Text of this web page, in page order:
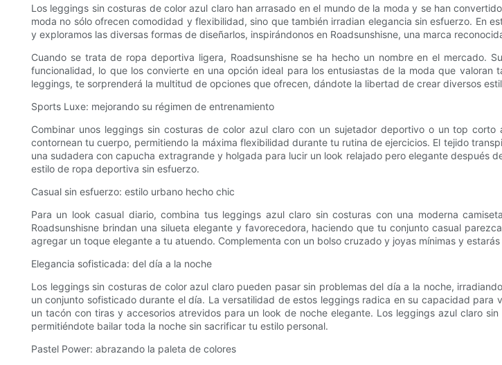
Los leggings sin costuras de color azul claro han arrasado en el mundo de la moda y se han
moda no sólo ofrecen comodidad y flexibilidad, sino que también irradian elegancia sin esfuerzo. En
y exploramos las diversas formas de diseñarlos, inspirándonos en Roadsunshisne, una marca
Cuando se trata de ropa deportiva ligera, Roadsunshisne se ha hecho un nombre en el mercado.
funcionalidad, lo que los convierte en una opción ideal para los entusiastas de la moda que
leggings, te sorprenderá la multitud de opciones que ofrecen, dándote la libertad de crear diversos
Sports Luxe: mejorando su régimen de entrenamiento
Combinar unos leggings sin costuras de color azul claro con un sujetador deportivo o un top
contornean tu cuerpo, permitiendo la máxima flexibilidad durante tu rutina de ejercicios. El tejido
una sudadera con capucha extragrande y holgada para lucir un look relajado pero elegante después
estilo de ropa deportiva sin esfuerzo.
Casual sin esfuerzo: estilo urbano hecho chic
Para un look casual diario, combina tus leggings azul claro sin costuras con una moderna
Roadsunshisne brindan una silueta elegante y favorecedora, haciendo que tu conjunto casual
agregar un toque elegante a tu atuendo. Complementa con un bolso cruzado y joyas mínimas y
Elegancia sofisticada: del día a la noche
Los leggings sin costuras de color azul claro pueden pasar sin problemas del día a la noche,
un conjunto sofisticado durante el día. La versatilidad de estos leggings radica en su capacidad
un tacón con tiras y accesorios atrevidos para un look de noche elegante. Los leggings azul claro
permitiéndote bailar toda la noche sin sacrificar tu estilo personal.
Pastel Power: abrazando la paleta de colores